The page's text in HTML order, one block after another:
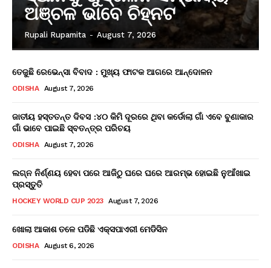
ଅଞ୍ଚଳ ଭାବେ ଚିହ୍ନଟ
Rupali Rupamita - August 7, 2026
ତେଜୁଛି ରେଭେନ୍ସା ବିବାଦ : ମୁଖ୍ୟ ଫାଟକ ଆଗରେ ଆନ୍ଦୋଳନ
ODISHA August 7, 2026
ଜାତୀୟ ହସ୍ତତନ୍ତ ଦିବସ :୪୦ କିମି ଦୂରରେ ଥିବା କର୍ଡୋଲା ଗାଁ ଏବେ ବୁଣାକାର
ଗାଁ ଭାବେ ପାଇଛି ସ୍ବତନ୍ତ୍ର ପରିଚୟ
ODISHA August 7, 2026
ଲଗ୍ନ ନିର୍ଣ୍ଣୟ ହେବା ପରେ ଆଜିଠୁ ଘରେ ଘରେ ଆରମ୍ଭ ହୋଇଛି ନୁଆଁଖାଇ
ପ୍ରସ୍ତୁତି
HOCKEY WORLD CUP 2023 August 7, 2026
ଖୋଲା ଆକାଶ ତଳେ ପଡିଛି ଏକ୍ସପାଏରୀ ମେଡିସିନ
ODISHA August 6, 2026